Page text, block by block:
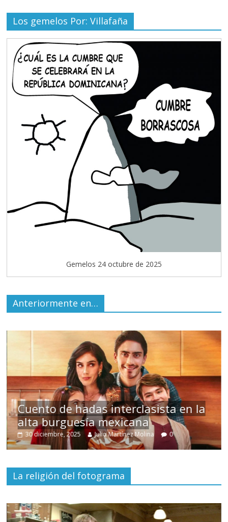
Los gemelos Por: Villafaña
Gemelos 24 octubre de 2025
Anteriormente en…
Cuento de hadas interclasista en la
alta burguesía mexicana
30 diciembre, 2025 Julio Martínez Molina 0
La religión del fotograma